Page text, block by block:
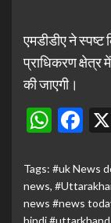
एमडीडीए ने स्पष्ट
प्राधिकरण क्षेत्र में
की जाएगी।
Tags: #uk News
news,
news #news